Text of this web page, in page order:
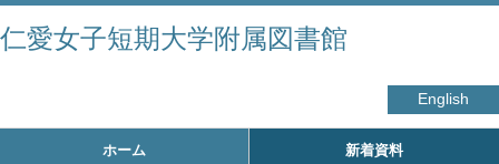
仁愛女子短期大学附属図書館
English
ホーム 新着資料